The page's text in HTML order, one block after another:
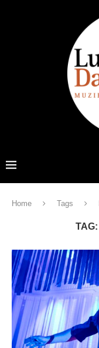
Home Tags
TAG: